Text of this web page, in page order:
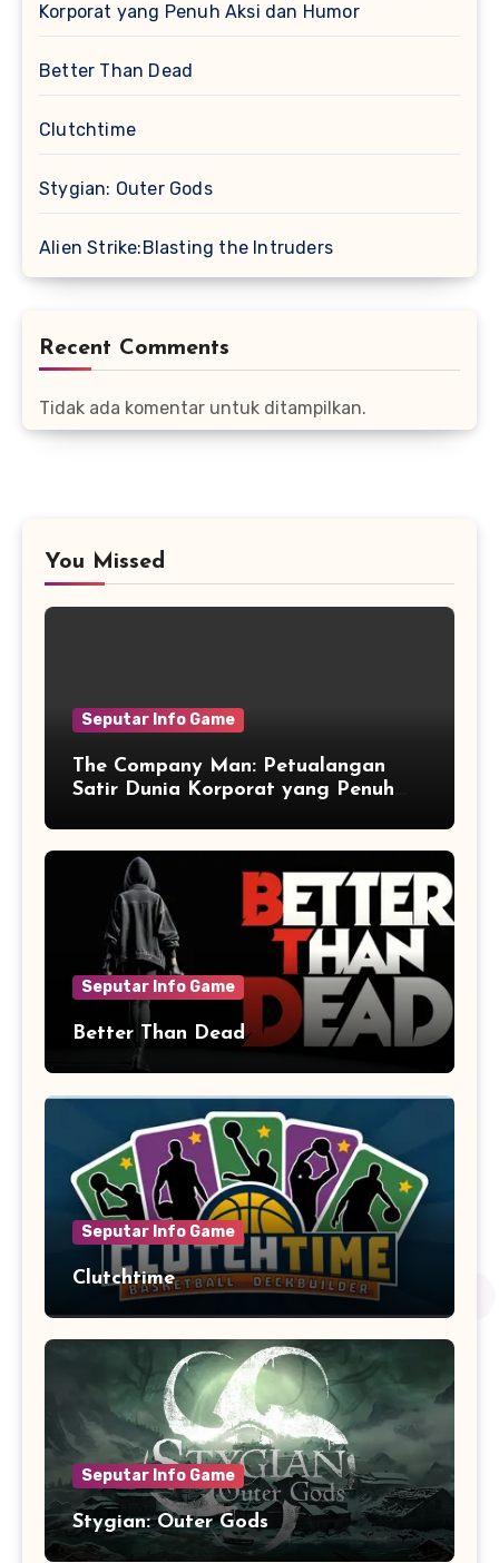
Korporat yang Penuh Aksi dan Humor
Better Than Dead
Clutchtime
Stygian: Outer Gods
Alien Strike:Blasting the Intruders
Recent Comments
Tidak ada komentar untuk ditampilkan.
You Missed
Seputar Info Game
The Company Man: Petualangan
Satir Dunia Korporat yang Penuh
Seputar Info Game
Better Than Dead
Seputar Info Game
Clutchtime
Seputar Info Game
Stygian: Outer Gods